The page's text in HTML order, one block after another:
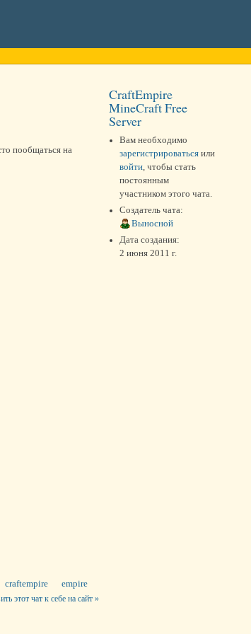
пообщаться на
craftempire empire
этот чат к себе на сайт »
CraftEmpire
MineCraft Free
Server
Вам необходимо
зарегистрироваться или
войти, чтобы стать
постоянным
участником этого чата.
Создатель чата:
Выносной
Дата создания:
2 июня 2011 г.